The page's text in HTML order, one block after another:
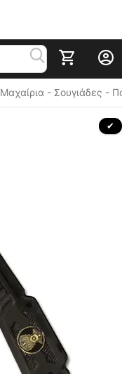
Μαχαίρια - Σουγιάδες -
✔